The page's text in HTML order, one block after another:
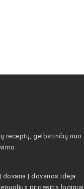
receptų, gelbstinčių nuo
dovana | dovanos idėja
prigesins loginiai